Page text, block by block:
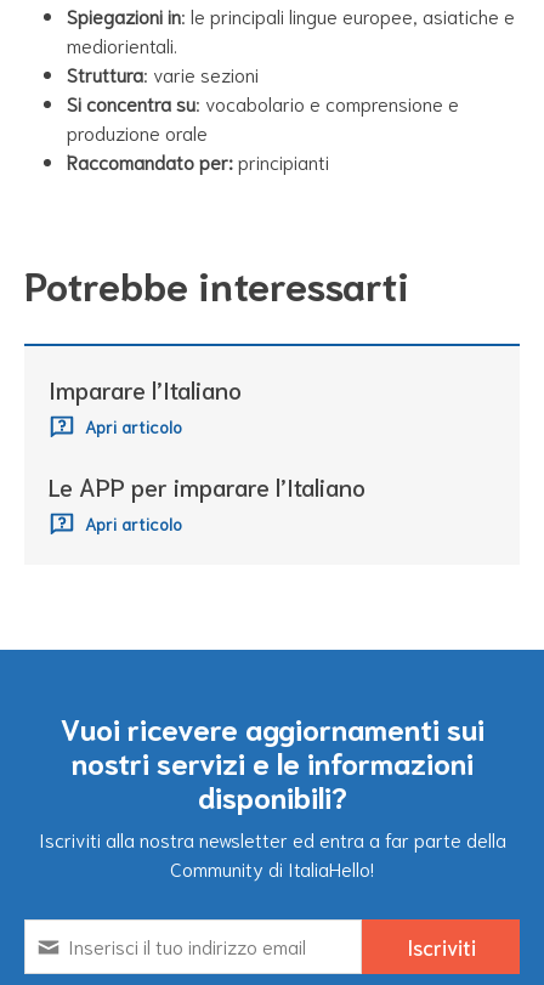
Spiegazioni in: le principali lingue europee, asiatiche e
mediorientali.
Struttura: varie sezioni
Si concentra su: vocabolario e comprensione e
produzione orale
Raccomandato per:principianti
Potrebbe interessarti
Imparare l’Italiano
Apri articolo
Le APP per imparare l’Italiano
Apri articolo
Vuoi ricevere aggiornamenti sui
nostri servizi e le informazioni
disponibili?
Iscriviti alla nostra newsletter ed entra a far parte della
Community di ItaliaHello!